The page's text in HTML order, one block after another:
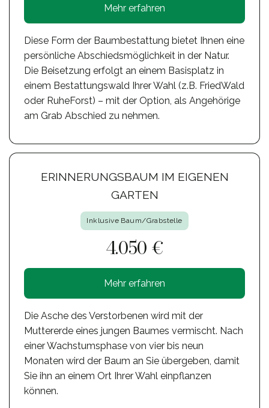
Mehr erfahren
Diese Form der Baumbestattung bietet Ihnen eine
persönliche Abschiedsmöglichkeit in der Natur.
Die Beisetzung erfolgt an einem Basisplatz in
einem Bestattungswald Ihrer Wahl (z.B. FriedWald
oder RuheForst) – mit der Option, als Angehörige
am Grab Abschied zu nehmen.
ERINNERUNGSBAUM IM EIGENEN
GARTEN
Inklusive Baum/Grabstelle
4.050 €
Mehr erfahren
Die Asche des Verstorbenen wird mit der
Muttererde eines jungen Baumes vermischt. Nach
einer Wachstumsphase von vier bis neun
Monaten wird der Baum an Sie übergeben, damit
Sie ihn an einem Ort Ihrer Wahl einpflanzen
können.